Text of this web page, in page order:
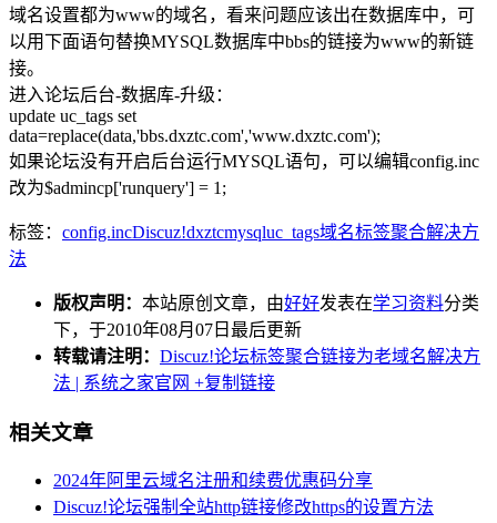
域名设置都为www的域名，看来问题应该出在数据库中，可
以用下面语句替换MYSQL数据库中bbs的链接为www的新链
接。
进入论坛后台-数据库-升级：
update uc_tags set
data=replace(data,'bbs.dxztc.com','www.dxztc.com');
如果论坛没有开启后台运行MYSQL语句，可以编辑config.inc
改为$admincp['runquery'] = 1;
标签： config.incDiscuz!dxztcmysqluc_tags域名标签聚合解决方
法
版权声明： 本站原创文章，由好好发表在学习资料分类
下，于2010年08月07日最后更新
转载请注明： Discuz!论坛标签聚合链接为老域名解决方
法 | 系统之家官网 +复制链接
相关文章
2024年阿里云域名注册和续费优惠码分享
Discuz!论坛强制全站http链接修改https的设置方法